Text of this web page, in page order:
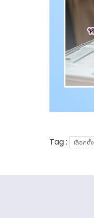
Tag : เลือกตั้ง